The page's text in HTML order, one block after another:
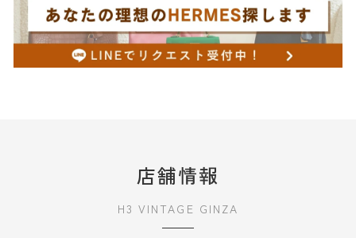
店舗情報
H3 VINTAGE GINZA